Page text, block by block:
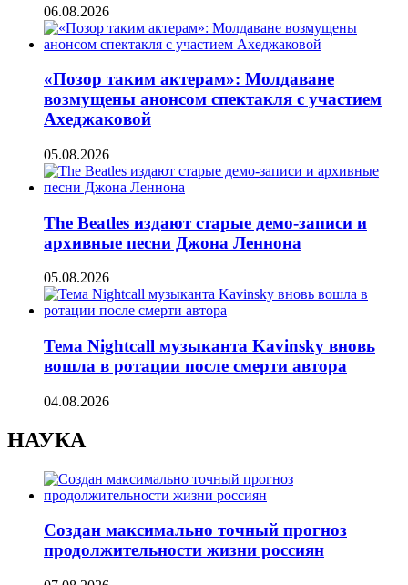
06.08.2026
«Позор таким актерам»: Молдаване
возмущены анонсом спектакля с участием
Ахеджаковой
05.08.2026
The Beatles издают старые демо-записи и
архивные песни Джона Леннона
05.08.2026
Тема Nightcall музыканта Kavinsky вновь
вошла в ротации после смерти автора
04.08.2026
НАУКА
Создан максимально точный прогноз
продолжительности жизни россиян